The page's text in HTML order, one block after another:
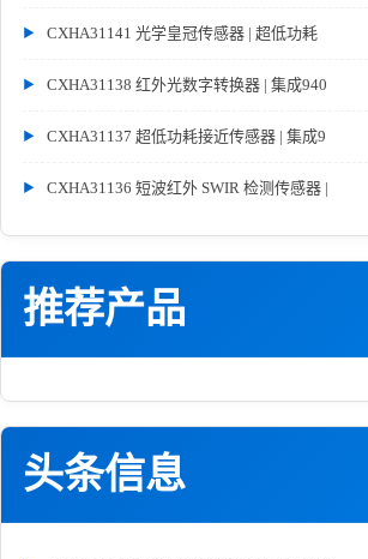
CXHA31141 光学皇冠传感器 | 超低功耗
CXHA31138 红外光数字转换器 | 集成940
CXHA31137 超低功耗接近传感器 | 集成9
CXHA31136 短波红外 SWIR 检测传感器 |
推荐产品
头条信息